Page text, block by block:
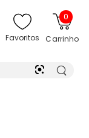
Favoritos
0
Carrinho